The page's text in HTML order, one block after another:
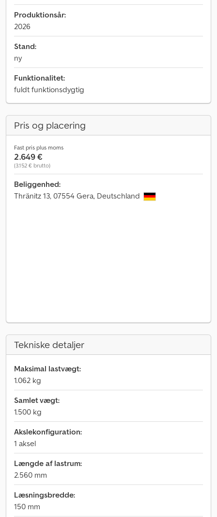
Produktionsår:
2026
Stand:
ny
Funktionalitet:
fuldt funktionsdygtig
Pris og placering
Fast pris plus moms
2.649 €
(3.152 € brutto)
Beliggenhed:
Thränitz 13, 07554 Gera, Deutschland
Tekniske detaljer
Maksimal lastvægt:
1.062 kg
Samlet vægt:
1.500 kg
Akslekonfiguration:
1 aksel
Længde af lastrum:
2.560 mm
Læsningsbredde:
150 mm